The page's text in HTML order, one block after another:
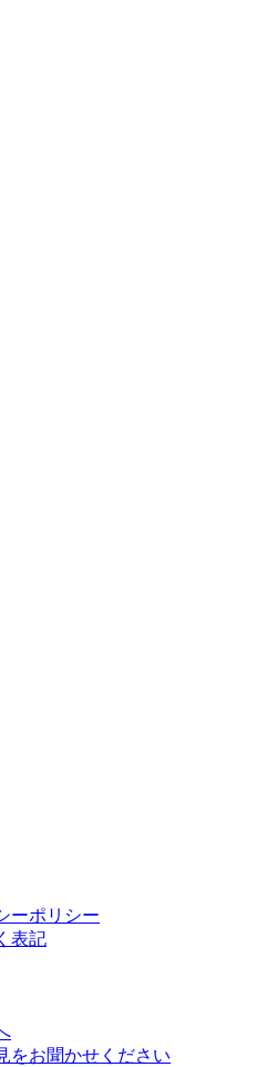
ーポリシー
表記
をお聞かせください